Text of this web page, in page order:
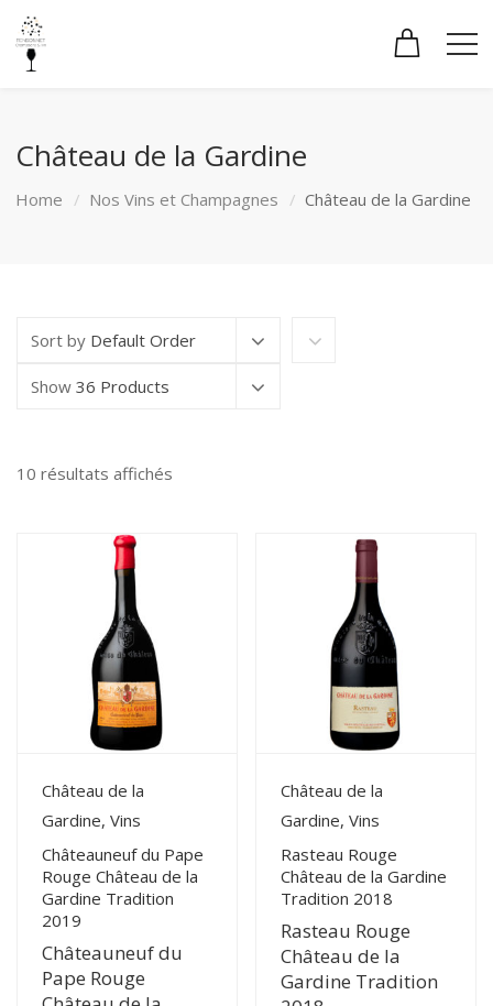
Château de la Gardine
Home Nos Vins et Champagnes Château de la Gardine
Sort by Default Order
Show 36 Products
10 résultats affichés
View Details
Château de la
Gardine, Vins
Châteauneuf du Pape
Rouge Château de la
Gardine Tradition
2019
Châteauneuf du
Pape Rouge
View Details
Château de la
Gardine, Vins
Rasteau Rouge
Château de la Gardine
Tradition 2018
Rasteau Rouge
Château de la
Gardine Tradition